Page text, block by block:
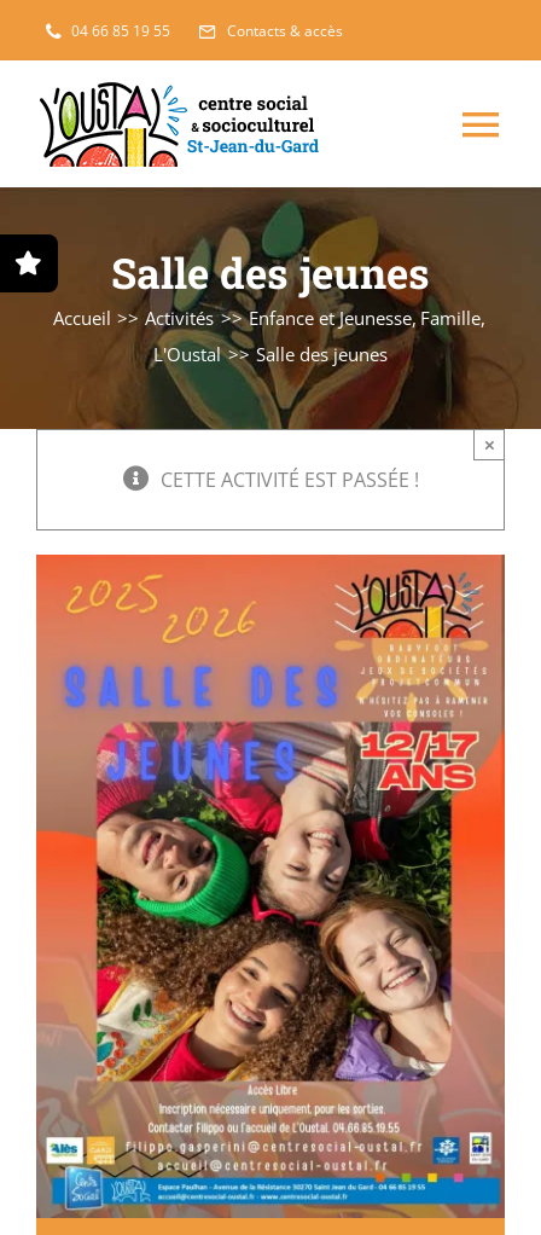
Passer
au
contenu
04 66 85 19 55 Contacts & accès
Projets solidaires
L’accueil
Séniors, Vie locale
Contacts
Salle des jeunes
Accueil Activités Enfance et Jeunesse Famille
L'Oustal
Salle des jeunes
CETTE ACTIVITÉ EST PASSÉE !
×